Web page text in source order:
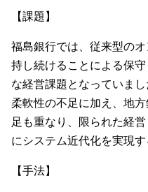
【課題】
福島銀行では、従来型の
持し続けることによる保
な経営課題となっていま
柔軟性の不足に加え、地
足も重なり、限られた経
にシステム近代化を実現す
【手法】